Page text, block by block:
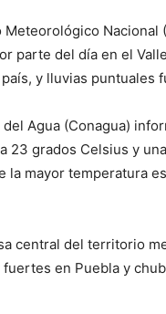
Nacional
parte del día en el
y lluvias puntuales
Agua (Conagua)
23 grados Celsius y
mayor temperatura
central del territorio
en Puebla y